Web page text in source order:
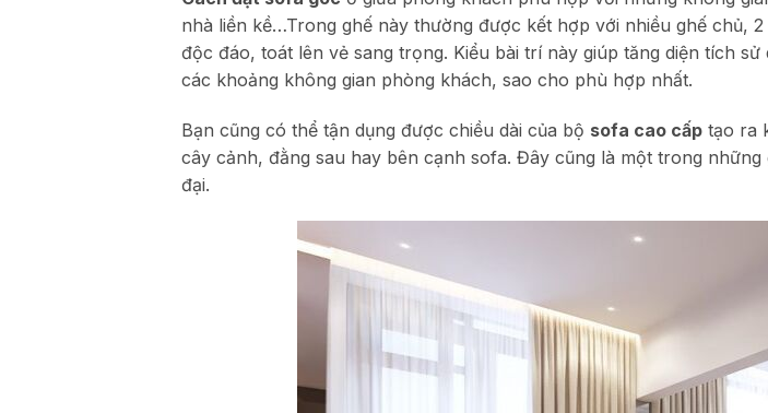
nhà liền kề…Trong ghế này thường được kết hợp với nhiều ghế chủ,
độc đáo, toát lên vẻ sang trọng. Kiểu bài trí này giúp tăng diện tích
các khoảng không gian phòng khách, sao cho phù hợp nhất.
Bạn cũng có thể tận dụng được chiều dài của bộ sofa cao cấp tạo ra
cây cảnh, đằng sau hay bên cạnh sofa. Đây cũng là một trong những
đại.